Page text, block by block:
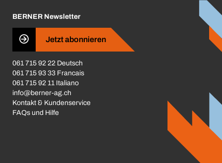
Business Conduct
BERNER Newsletter
Jetzt abonnieren
061 715 92 22 Deutsch
061 715 93 33 Francais
061 715 92 11 Italiano
info@berner-ag.ch
Kontakt & Kundenservice
FAQs und Hilfe